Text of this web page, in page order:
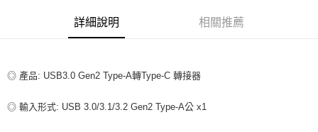
全家取貨付款
每筆NT$80，滿NT$599(含以上)免運費
詳細說明 相關推薦
◎ 產品: USB3.0 Gen2 Type-A轉Type-C 轉接器
◎ 輸入形式: USB 3.0/3.1/3.2 Gen2 Type-A公 x1